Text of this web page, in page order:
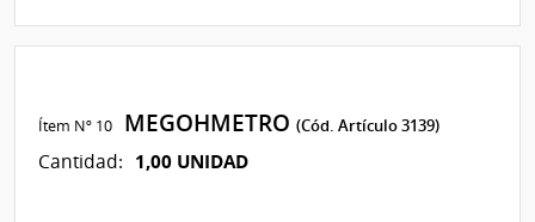
Ítem Nº 10 MEGOHMETRO(Cód. Artículo 3139)
Cantidad: 1,00 UNIDAD